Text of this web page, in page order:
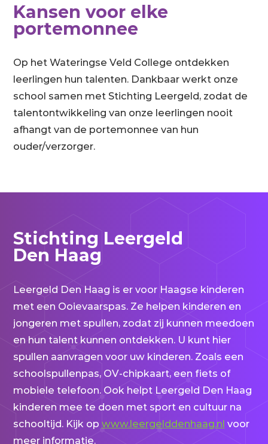
Kansen voor elke
portemonnee
Op het Wateringse Veld College ontdekken
leerlingen hun talenten. Dankbaar werkt onze
school samen met Stichting Leergeld, zodat de
talentontwikkeling van onze leerlingen nooit
afhangt van de portemonnee van hun
ouder/verzorger.
Stichting Leergeld
Den Haag
Leergeld Den Haag is er voor Haagse kinderen
met een Ooievaarspas. Ze helpen kinderen en
jongeren met spullen, zodat zij kunnen meedoen
en hun talent kunnen ontdekken. U kunt hier
spullen aanvragen voor uw kinderen. Zoals een
schoolspullenpas, OV-chipkaart, een fiets of
mobiele telefoon. Ook helpt Leergeld Den Haag
kinderen mee te doen met sport en cultuur na
schooltijd. Kijk op www.leergelddenhaag.nl voor
meer informatie.